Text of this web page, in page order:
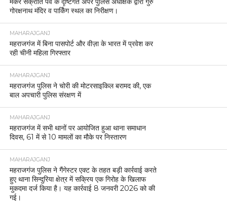
गोरक्षनाथ मंदिर व पार्किंग स्थल का निरीक्षण।
MAHARAJGANJ
महराजगंज में बिना पासपोर्ट और वीज़ा के भारत में प्रवेश कर
रही चीनी महिला गिरफ्तार
MAHARAJGANJ
महराजगंज पुलिस ने चोरी की मोटरसाइकिल बरामद की, एक
बाल अपचारी पुलिस संरक्षण में
MAHARAJGANJ
महराजगंज में सभी थानों पर आयोजित हुआ थाना समाधान
दिवस, 61 में से 10 मामलों का मौके पर निस्तारण
MAHARAJGANJ
महराजगंज पुलिस ने गैंगेस्टर एक्ट के तहत बड़ी कार्रवाई करते
हुए थाना सिन्दुरिया क्षेत्र में सक्रिय एक गिरोह के खिलाफ
मुकदमा दर्ज किया है। यह कार्रवाई 8 जनवरी 2026 को की
गई।